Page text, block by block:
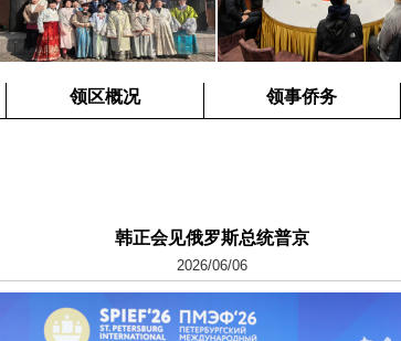
领区概况 领事侨务
韩正会见俄罗斯总统普京
2026/06/06